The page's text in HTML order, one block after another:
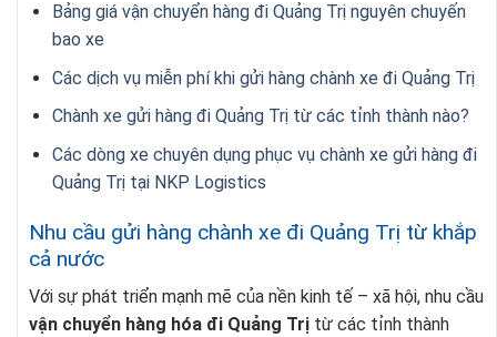
Bảng giá vận chuyển hàng đi Quảng Trị nguyên chuyến
bao xe
Các dịch vụ miễn phí khi gửi hàng chành xe đi Quảng Trị
Chành xe gửi hàng đi Quảng Trị từ các tỉnh thành nào?
Các dòng xe chuyên dụng phục vụ chành xe gửi hàng đi
Quảng Trị tại NKP Logistics
Nhu cầu gửi hàng chành xe đi Quảng Trị từ khắp
cả nước
Với sự phát triển mạnh mẽ của nền kinh tế – xã hội, nhu cầu
vận chuyển hàng hóa đi Quảng Trị từ các tỉnh thành